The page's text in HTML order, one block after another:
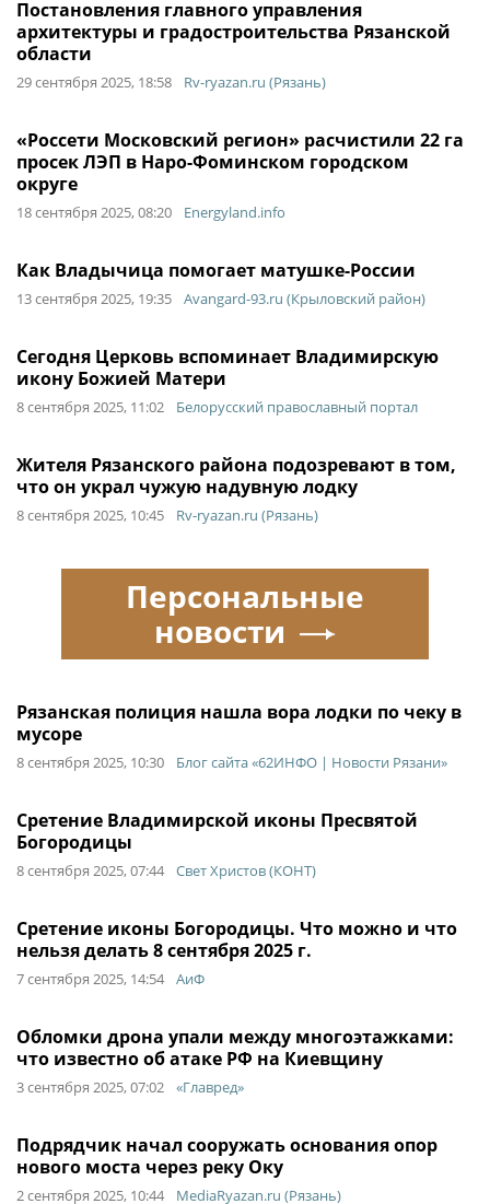
Постановления главного управления
архитектуры и градостроительства Рязанской
области
29 сентября 2025, 18:58 Rv-ryazan.ru (Рязань)
«Россети Московский регион» расчистили 22 га
просек ЛЭП в Наро-Фоминском городском
округе
18 сентября 2025, 08:20 Energyland.info
Как Владычица помогает матушке-России
13 сентября 2025, 19:35 Avangard-93.ru (Крыловский район)
Сегодня Церковь вспоминает Владимирскую
икону Божией Матери
8 сентября 2025, 11:02 Белорусский православный портал
Жителя Рязанского района подозревают в том,
что он украл чужую надувную лодку
8 сентября 2025, 10:45 Rv-ryazan.ru (Рязань)
Рязанская полиция нашла вора лодки по чеку в
мусоре
8 сентября 2025, 10:30 Блог сайта «62ИНФО | Новости Рязани»
Сретение Владимирской иконы Пресвятой
Богородицы
8 сентября 2025, 07:44 Свет Христов (КОНТ)
Сретение иконы Богородицы. Что можно и что
нельзя делать 8 сентября 2025 г.
7 сентября 2025, 14:54 АиФ
Обломки дрона упали между многоэтажками:
что известно об атаке РФ на Киевщину
3 сентября 2025, 07:02 «Главред»
Подрядчик начал сооружать основания опор
нового моста через реку Оку
2 сентября 2025, 10:44 MediaRyazan.ru (Рязань)
Персональные
новости